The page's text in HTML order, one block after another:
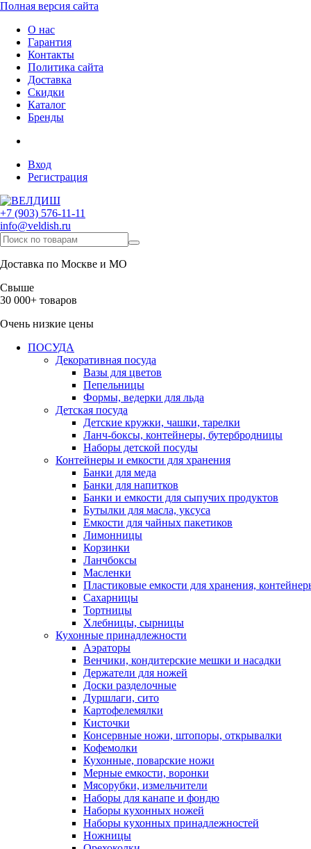
Полная версия сайта
О нас
Гарантия
Контакты
Политика сайта
Доставка
Скидки
Каталог
Бренды
Вход
Регистрация
+7 (903) 576-11-11
info@veldish.ru
Доставка по Москве и МО
Свыше
30 000+ товаров
Очень низкие цены
ПОСУДА
Декоративная посуда
Вазы для цветов
Пепельницы
Формы, ведерки для льда
Детская посуда
Детские кружки, чашки, тарелки
Ланч-боксы, контейнеры, бутербродницы
Наборы детской посуды
Контейнеры и емкости для хранения
Банки для меда
Банки для напитков
Банки и емкости для сыпучих продуктов
Бутылки для масла, уксуса
Емкости для чайных пакетиков
Лимонницы
Корзинки
Ланчбоксы
Масленки
Пластиковые емкости для хранения,
Сахарницы
Тортницы
Хлебницы, сырницы
Кухонные принадлежности
Аэраторы
Венчики, кондитерские мешки и насадки
Держатели для ножей
Доски разделочные
Дуршлаги, сито
Картофелемялки
Кисточки
Консервные ножи, штопоры, открывалки
Кофемолки
Кухонные, поварские ножи
Мерные емкости, воронки
Мясорубки, измельчители
Наборы для канапе и фондю
Наборы кухонных ножей
Наборы кухонных принадлежностей
Ножницы